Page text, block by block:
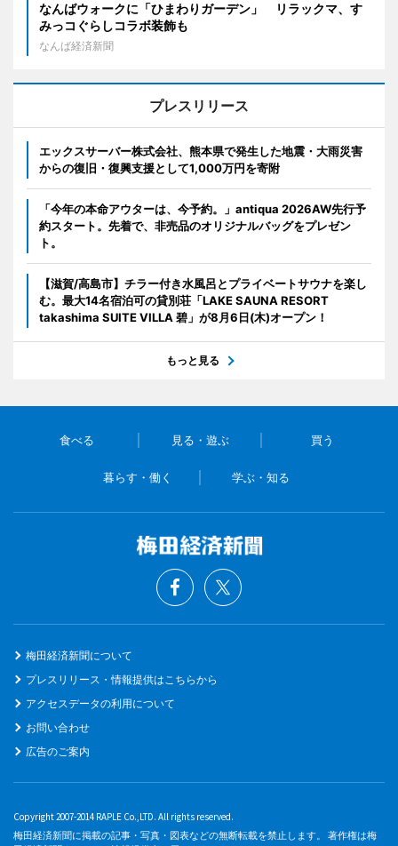
なんばウォークに「ひまわりガーデン」 リラックマ、す
みっコぐらしコラボ装飾も
なんば経済新聞
プレスリリース
エックスサーバー株式会社、熊本県で発生した地震・大雨災害
からの復旧・復興支援として1,000万円を寄附
「今年の本命アウターは、今予約。」antiqua 2026AW先行予
約スタート。先着で、非売品のオリジナルバッグをプレゼン
ト。
【滋賀/高島市】チラー付き水風呂とプライベートサウナを楽し
む。最大14名宿泊可の貸別荘「LAKE SAUNA RESORT
takashima SUITE VILLA 碧」が8月6日(木)オープン！
もっと見る
食べる 見る・遊ぶ 買う
暮らす・働く 学ぶ・知る
梅田経済新聞について
プレスリリース・情報提供はこちらから
アクセスデータの利用について
お問い合わせ
広告のご案内
Copyright 2007-2014 RAPLE Co.,LTD. All rights reserved.
梅田経済新聞に掲載の記事・写真・図表などの無断転載を禁止します。 著作権は梅